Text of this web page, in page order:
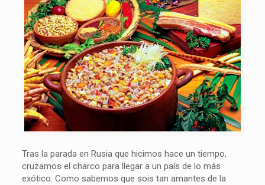
Tras la parada en Rusia que hicimos hace un tiempo,
cruzamos el charco para llegar a un país de lo más
exótico. Como sabemos que sois tan amantes de la